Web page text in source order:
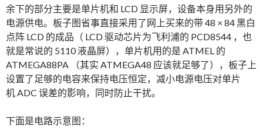
余下的部分主要是单片机和 LCD 显示屏，设备本身用另外的
电源供电。板子图省事直接采用了网上买来的带 48 × 84 黑白
点阵 LCD 的成品（ LCD 驱动芯片为飞利浦的 PCD8544 ，也
就是常说的 5110 液晶屏），单片机用的是 ATMEL 的
ATMEGA88PA （其实 ATMEGA48 应该就足够了），板子上
设置了足够的电容来保持电压恒定，减小电源电压对单片
机 ADC 误差的影响，同时防止干扰。
下面是电路示意图：